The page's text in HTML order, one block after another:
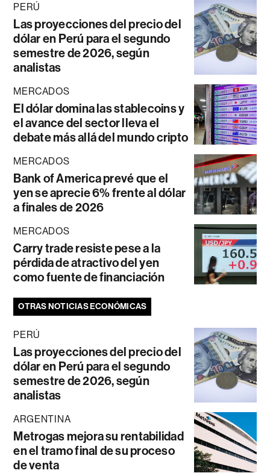
PERÚ
Las proyecciones del precio del
dólar en Perú para el segundo
semestre de 2026, según
analistas
MERCADOS
El dólar domina las stablecoins y
el avance del sector lleva el
debate más allá del mundo cripto
MERCADOS
Bank of America prevé que el
yen se aprecie 6% frente al dólar
a finales de 2026
MERCADOS
Carry trade resiste pese a la
pérdida de atractivo del yen
como fuente de financiación
OTRAS NOTICIAS ECONÓMICAS
PERÚ
Las proyecciones del precio del
dólar en Perú para el segundo
semestre de 2026, según
analistas
ARGENTINA
Metrogas mejora su rentabilidad
en el tramo final de su proceso
de venta